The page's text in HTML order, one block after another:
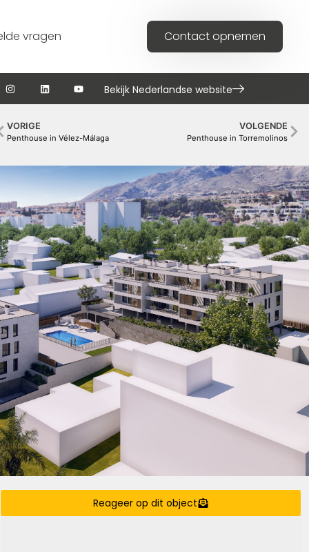
vragen Contact opnemen
Bekijk Nederlandse website
VORIGE
Penthouse in Vélez-Málaga
VOLGENDE
Penthouse in Torremolinos
Reageer op dit object